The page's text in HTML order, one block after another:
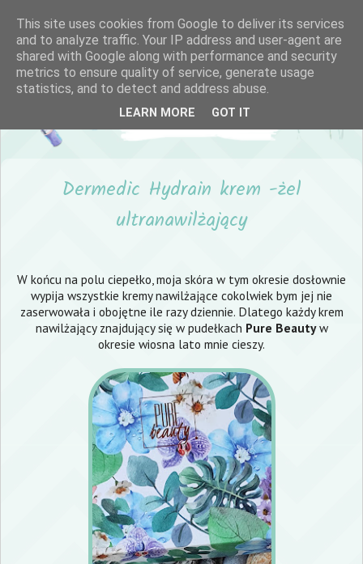
Dermedic Hydrain krem -żel
ultranawilżający
W końcu na polu ciepełko, moja skóra w tym okresie dosłownie
wypija wszystkie kremy nawilżające cokolwiek bym jej nie
zaserwowała i obojętne ile razy dziennie. Dlatego każdy krem
nawilżający znajdujący się w pudełkach Pure Beautyw
okresie wiosna lato mnie cieszy.
This site uses cookies from Google to deliver its services
and to analyze traffic. Your IP address and user-agent are
shared with Google along with performance and security
metrics to ensure quality of service, generate usage
statistics, and to detect and address abuse.
LEARN MORE GOT IT